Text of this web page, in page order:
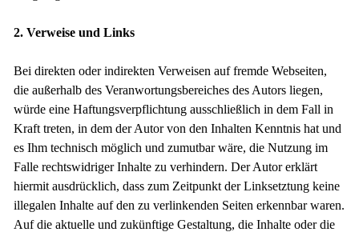
2. Verweise und Links
Bei direkten oder indirekten Verweisen auf fremde Webseiten,
die außerhalb des Veranwortungsbereiches des Autors liegen,
würde eine Haftungsverpflichtung ausschließlich in dem Fall in
Kraft treten, in dem der Autor von den Inhalten Kenntnis hat und
es Ihm technisch möglich und zumutbar wäre, die Nutzung im
Falle rechtswidriger Inhalte zu verhindern. Der Autor erklärt
hiermit ausdrücklich, dass zum Zeitpunkt der Linksetztung keine
illegalen Inhalte auf den zu verlinkenden Seiten erkennbar waren.
Auf die aktuelle und zukünftige Gestaltung, die Inhalte oder die